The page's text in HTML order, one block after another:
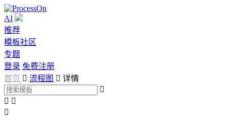
AI
推荐
模板社区
专题
登录 免费注册
首页  流程图  详情

 
